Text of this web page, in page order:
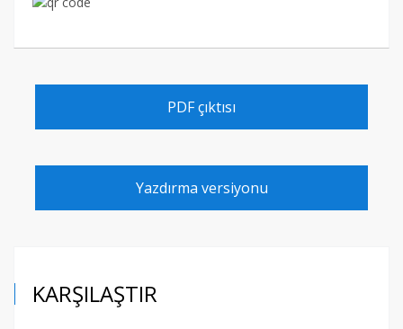
PDF çıktısı
Yazdırma versiyonu
KARŞILAŞTIR